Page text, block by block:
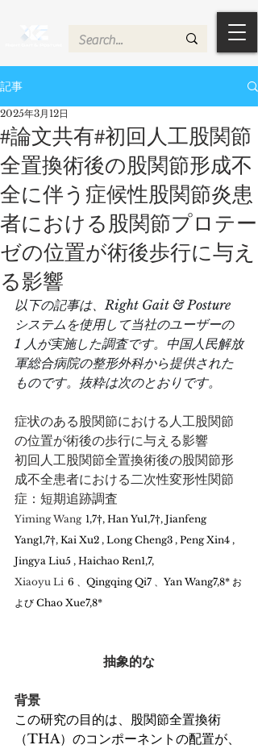
記事
#論文共有#初回人工股関節
全置換術後の股関節形成不
全に伴う症候性股関節炎患
者における股関節プロテー
ゼの位置が術後歩行に与え
る影響
2025年3月12日
以下の記事は、Right Gait & Posture
システムを使用して当社のユーザーの
1 人が実施した調査です。中国人民解放
軍総合病院の整形外科から提供された
ものです。抜粋は次のとおりです。
症状のある股関節における人工股関節
の位置が術後の歩行に与える影響
初回人工股関節全置換術後の股関節形
成不全患者における二次性変形性関節
症：短期追跡調査
Yiming Wang 1,7†, Han Yu1,7†, Jianfeng
Yang1,7†, Kai Xu2 , Long Cheng3 , Peng Xin4 ,
Jingya Liu5 , Haichao Ren1,7,
Xiaoyu Li 6 、Qingqing Qi7 、Yan Wang7,8* お
よび Chao Xue7,8*
抽象的な
背景
この研究の目的は、股関節全置換術
（THA）のコンポーネントの配置が、